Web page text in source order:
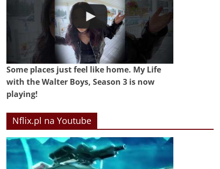
Some places just feel like home. My Life
with the Walter Boys, Season 3 is now
playing!
Nflix.pl na Youtube